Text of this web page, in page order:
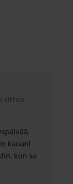
sitten 2
kauan!
kun se